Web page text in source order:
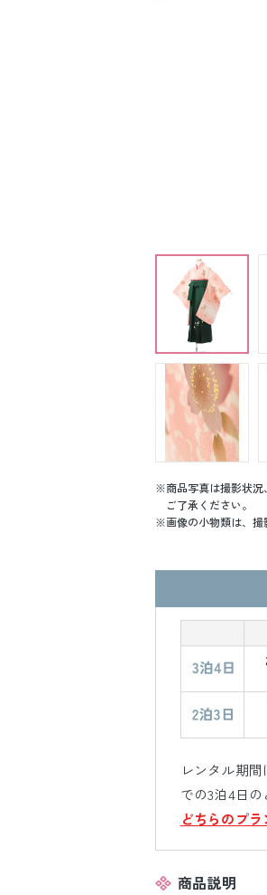
商品写真は撮影状
ご了承ください。
画像の小物類は、撮
レンタル期
での3泊4日の
どちらのプ
商品説明